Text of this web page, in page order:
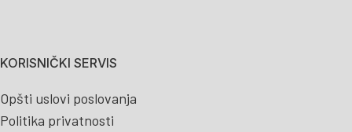
KORISNIČKI SERVIS
Opšti uslovi poslovanja
Politika privatnosti